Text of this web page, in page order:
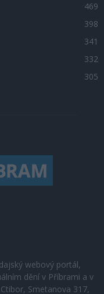
469
398
341
332
305
webový portál,
dění v Příbrami a v
Smetanova 317,